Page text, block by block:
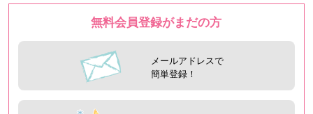
無料会員登録がまだの方
メールアドレスで
簡単登録！